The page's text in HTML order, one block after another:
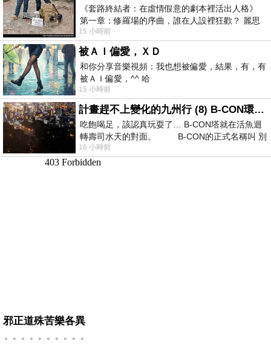
《套路終結者：在虛情假意的劇本裡活出人格》
第一章：修羅場的序曲，誰在人設裡狂歡？ 麗思
卡爾頓酒店的總統套房內，燈光昏
15 小時前
被ＡＩ偏愛，ＸＤ
和你分享音樂視頻：我也想被偏愛，結果，有，有
被ＡＩ偏愛，^^ 哈
15 小時前
計畫趕不上變化的九州行 (8) B-CON環球塔
吃飽喝足，該認真玩耍了… B-CON塔就在活魚迴
轉壽司水天的對面。 B-CON的正式名稱叫 別
16 小時前
邪正道殊苦樂各異
。。。。。。。。。。